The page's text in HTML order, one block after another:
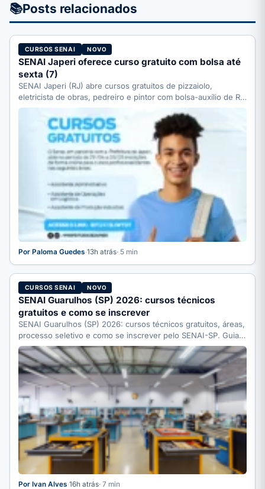
📚Posts relacionados
CURSOS SENAI NOVO
SENAI Japeri oferece curso gratuito com bolsa até
sexta (7)
SENAI Japeri (RJ) abre cursos gratuitos de pizzaiolo,
eletricista de obras, pedreiro e pintor com bolsa-auxílio de R$
…
Por Paloma Guedes·13h atrás· 5 min
CURSOS SENAI NOVO
SENAI Guarulhos (SP) 2026: cursos técnicos
gratuitos e como se inscrever
SENAI Guarulhos (SP) 2026: cursos técnicos gratuitos, áreas,
processo seletivo e como se inscrever pelo SENAI-SP. Guia
completo.
Por Ivan Alves·16h atrás· 7 min